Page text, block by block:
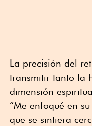
La precisión del
transmitir tanto la
dimensión
“Me enfoqué en
que se sintiera